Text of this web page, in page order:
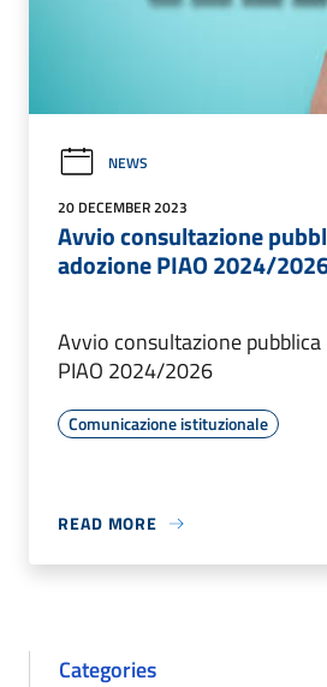
NEWS
20 DECEMBER 2023
Avvio consultazione
adozione PIAO 2024/
Avvio consultazione
PIAO 2024/2026
Comunicazione istituzionale
READ MORE
Categories